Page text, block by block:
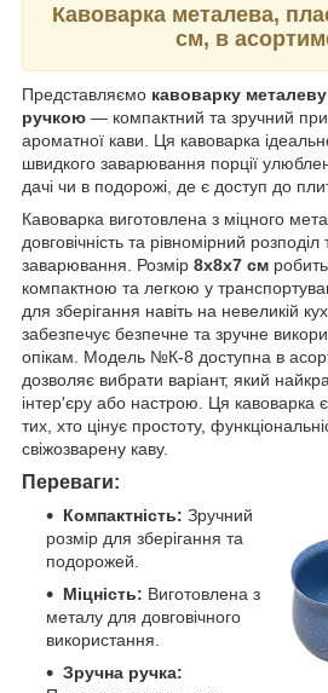
Кавоварка металева,
см, в
Представляємо кавоварку
ручкою — компактний та зручний
ароматної кави. Ця кавоварка
швидкого заварювання порції
дачі чи в подорожі, де є доступ до
Кавоварка виготовлена з міцного
довговічність та рівномірний
заварювання. Розмір 8х8х7 см
компактною та легкою у
для зберігання навіть на невеликій
забезпечує безпечне та зручне
опікам. Модель №К-8 доступна в
дозволяє вибрати варіант, який
інтер'єру або настрою. Ця кавоварка
тих, хто цінує простоту,
свіжозварену каву.
Переваги:
Компактність: Зручний
розмір для зберігання та
подорожей.
Міцність: Виготовлена з
металу для довговічного
використання.
Зручна ручка: